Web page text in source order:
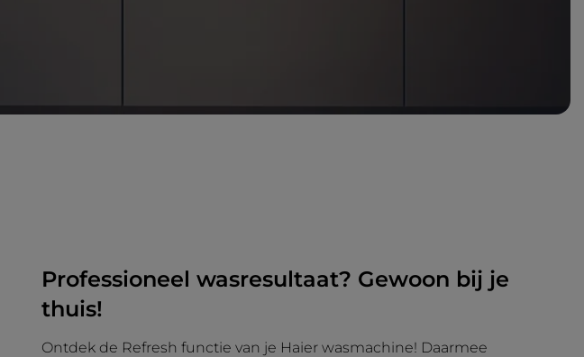
Professioneel wasresultaat? Gewoon bij je
thuis!
Ontdek de Refresh functie van je Haier wasmachine! Daarmee